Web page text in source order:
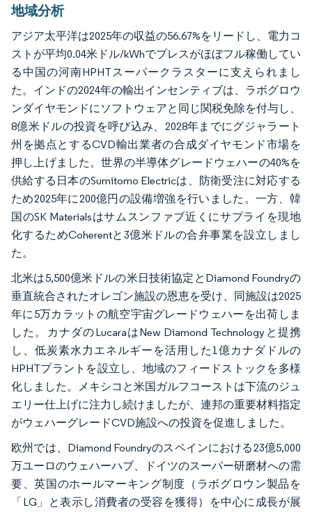
地域分析
アジア太平洋は2025年の収益の56.67%をリードし、電力コ
ストが平均0.04米ドル/kWhでプレスがほぼフル稼働してい
る中国の河南HPHTスーパークラスターに支えられまし
た。インドの2024年の輸出インセンティブは、ラボグロウ
ンダイヤモンドにソフトウェアと同じ関税免除を付与し、
8億米ドルの投資を呼び込み、2028年までにグジャラート
州を拠点とするCVD輸出業者の合成ダイヤモンド市場を
押し上げました。世界の半導体グレードウェハーの40%を
供給する日本のSumitomo Electricは、防衛受注に対応する
ため2025年に200億円の設備増強を行いました。一方、韓
国のSK Materialsはサムスンファブ近くにサプライを現地
化するためCoherentと3億米ドルの合弁事業を設立しまし
た。
北米は5,500億米ドルの米日技術協定とDiamond Foundryの
垂直統合されたオレゴン施設の恩恵を受け、同施設は2025
年に5万カラットの航空宇宙グレードウェハーを出荷しま
した。カナダのLucaraはNew Diamond Technologyと提携
し、低炭素水力エネルギーを活用した1億カナダドルの
HPHTプラントを設立し、地域のフィードストックを多様
化しました。メキシコと米国ガルフコーストは下流のジュ
エリー仕上げに注力し続けましたが、連邦の重要材料指定
がウェハーグレードCVD施設への投資を促進しました。
欧州では、Diamond Foundryのスペインにおける23億5,000
万ユーロのウェハーハブ、ドイツのスーパー研磨材への需
要、英国のホールマーキング制度（ラボグロウン製品を
「LG」と表示し消費者の受容を獲得）を中心に成長が展